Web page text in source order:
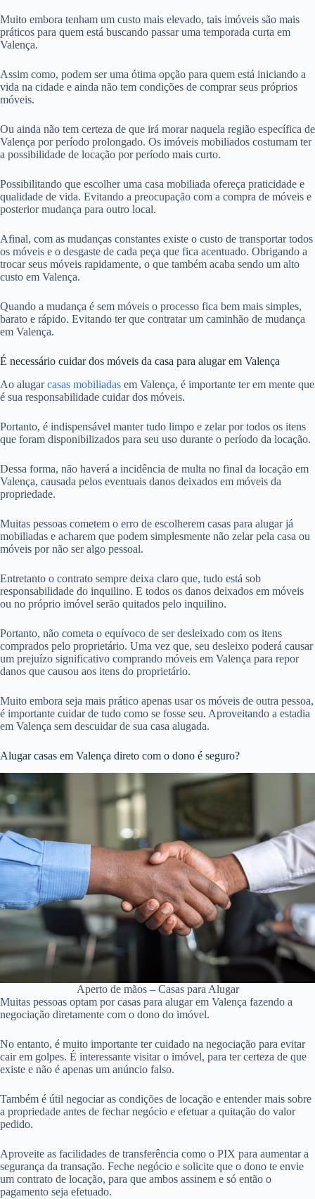
Muito embora tenham um custo mais elevado, tais imóveis são mais
práticos para quem está buscando passar uma temporada curta em
Valença.
Assim como, podem ser uma ótima opção para quem está iniciando a
vida na cidade e ainda não tem condições de comprar seus próprios
móveis.
Ou ainda não tem certeza de que irá morar naquela região específica de
Valença por período prolongado. Os imóveis mobiliados costumam ter
a possibilidade de locação por período mais curto.
Possibilitando que escolher uma casa mobiliada ofereça praticidade e
qualidade de vida. Evitando a preocupação com a compra de móveis e
posterior mudança para outro local.
Afinal, com as mudanças constantes existe o custo de transportar todos
os móveis e o desgaste de cada peça que fica acentuado. Obrigando a
trocar seus móveis rapidamente, o que também acaba sendo um alto
custo em Valença.
Quando a mudança é sem móveis o processo fica bem mais simples,
barato e rápido. Evitando ter que contratar um caminhão de mudança
em Valença.
É necessário cuidar dos móveis da casa para alugar em Valença
Ao alugarcasas mobiliadas em Valença, é importante ter em mente que
é sua responsabilidade cuidar dos móveis.
Portanto, é indispensável manter tudo limpo e zelar por todos os itens
que foram disponibilizados para seu uso durante o período da locação.
Dessa forma, não haverá a incidência de multa no final da locação em
Valença, causada pelos eventuais danos deixados em móveis da
propriedade.
Muitas pessoas cometem o erro de escolherem casas para alugar já
mobiliadas e acharem que podem simplesmente não zelar pela casa ou
móveis por não ser algo pessoal.
Entretanto o contrato sempre deixa claro que, tudo está sob
responsabilidade do inquilino. E todos os danos deixados em móveis
ou no próprio imóvel serão quitados pelo inquilino.
Portanto, não cometa o equívoco de ser desleixado com os itens
comprados pelo proprietário. Uma vez que, seu desleixo poderá causar
um prejuízo significativo comprando móveis em Valença para repor
danos que causou aos itens do proprietário.
Muito embora seja mais prático apenas usar os móveis de outra pessoa,
é importante cuidar de tudo como se fosse seu. Aproveitando a estadia
em Valença sem descuidar de sua casa alugada.
Alugar casas em Valença direto com o dono é seguro?
Aperto de mãos – Casas para Alugar
Muitas pessoas optam por casas para alugar em Valença fazendo a
negociação diretamente com o dono do imóvel.
No entanto, é muito importante ter cuidado na negociação para evitar
cair em golpes. É interessante visitar o imóvel, para ter certeza de que
existe e não é apenas um anúncio falso.
Também é útil negociar as condições de locação e entender mais sobre
a propriedade antes de fechar negócio e efetuar a quitação do valor
pedido.
Aproveite as facilidades de transferência como o PIX para aumentar a
segurança da transação. Feche negócio e solicite que o dono te envie
um contrato de locação, para que ambos assinem e só então o
pagamento seja efetuado.